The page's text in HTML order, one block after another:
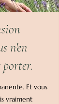
n'en
Et vous
vraiment